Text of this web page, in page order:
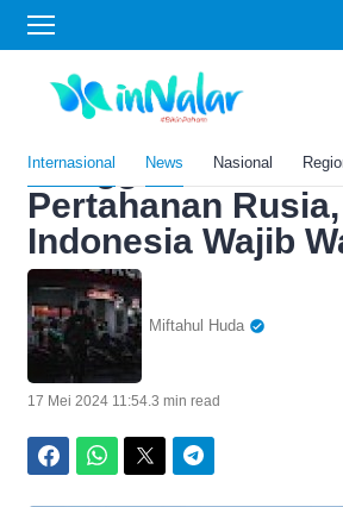
Internasional News Nasional
Home›Internasional
Telan Rp 23 T!
Borong Roket
Canggih
Pertahanan Rusia,
Indonesia Wajib
Miftahul Huda
17 Mei 2024 11:54.3 min read